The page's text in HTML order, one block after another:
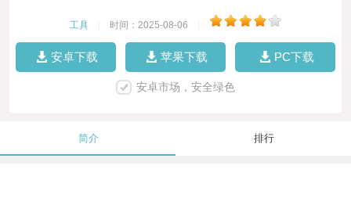
工具 时间：2025-08-06
安卓下载 苹果下载 PC下载
安卓市场，安全绿色
简介 排行